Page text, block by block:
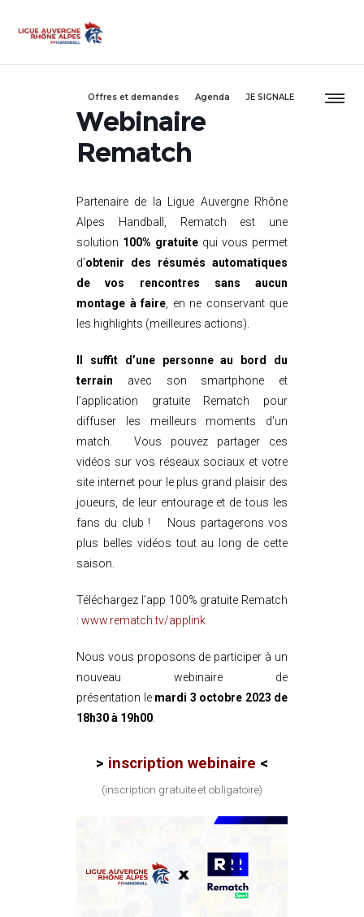
Offres et demandes Agenda JE SIGNALE
Webinaire
Rematch
Partenaire de la Ligue Auvergne Rhône
Alpes Handball, Rematch est une
solution 100% gratuite qui vous permet
d’obtenir des résumés automatiques
de vos rencontres sans aucun
montage à faire , en ne conservant que
les highlights (meilleures actions).
Il suffit d’une personne au bord du
terrain avec son smartphone et
l’application gratuite Rematch pour
diffuser les meilleurs moments d’un
match. Vous pouvez partager ces
vidéos sur vos réseaux sociaux et votre
site internet pour le plus grand plaisir des
joueurs, de leur entourage et de tous les
fans du club ! Nous partagerons vos
plus belles vidéos tout au long de cette
saison.
Téléchargez l’app 100% gratuite Rematch
: www.rematch.tv/applink
Nous vous proposons de participer à un
nouveau webinaire de
présentation le mardi 3 octobre 2023 de
18h30 à 19h00
> inscription webinaire <
(inscription gratuite et obligatoire)